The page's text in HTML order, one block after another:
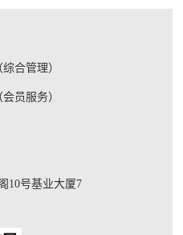
综合管理）
会员服务）
10号基业大厦7